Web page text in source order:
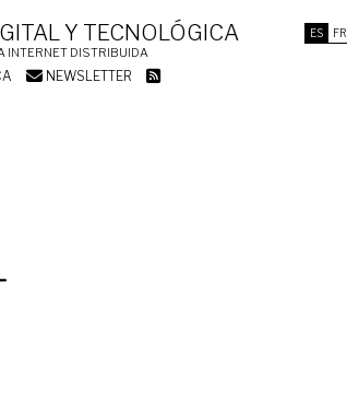
ES FR
Y TECNOLÓGICA
INTERNET DISTRIBUIDA
NEWSLETTER